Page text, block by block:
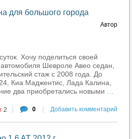
для большого города
Автор
Хочу поделиться своей
Шевроле Авео седан,
стаж с 2008 года. До
Киа Маджентис, Лада Калина,
два приобретались новыми
0 Добавить комментарий
2